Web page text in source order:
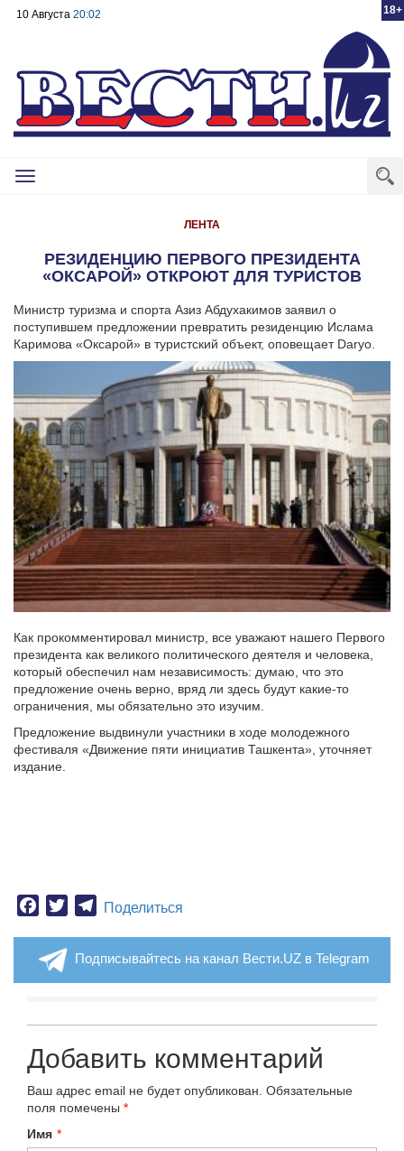
18+
10 Августа 20:02
Toggle
ЛЕНТА
РЕЗИДЕНЦИЮ ПЕРВОГО ПРЕЗИДЕНТА
«ОКСАРОЙ» ОТКРОЮТ ДЛЯ ТУРИСТОВ
Министр туризма и спорта Азиз Абдухакимов заявил о
поступившем предложении превратить резиденцию Ислама
Каримова «Оксарой» в туристский объект, оповещает Daryo.
Как прокомментировал министр, все уважают нашего Первого
президента как великого политического деятеля и человека,
который обеспечил нам независимость: думаю, что это
предложение очень верно, вряд ли здесь будут какие-то
ограничения, мы обязательно это изучим.
Предложение выдвинули участники в ходе молодежного
фестиваля «Движение пяти инициатив Ташкента», уточняет
издание.
Facebook
TwitterTelegram
Поделиться
Подписывайтесь на канал Вести.UZ в Telegram
Добавить комментарий
Ваш адрес email не будет опубликован. Обязательные
поля помечены *
Имя *